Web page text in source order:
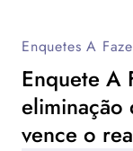
Enquetes A
Enquete A
eliminação
vence o